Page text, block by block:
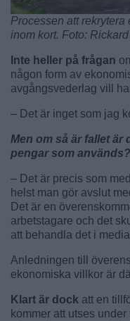
Processen att rekrytera
inom kort. Foto:
Inte heller på frågan
någon form av
avgångsvederlag vill
– Det är inget som jag
Men om så är fallet är
pengar som används?
– Det är precis som
helst man gör avslut
Det är en
arbetstagare och det
att behandla det i
Anledningen till
ekonomiska villkor är
Klart är dock att en
kommer att utses